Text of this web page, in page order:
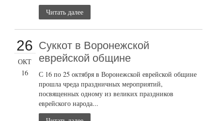
Читать далее
26
ОКТ
16
Суккот в Воронежской
еврейской общине
С 16 по 25 октября в Воронежской еврейской общине
прошла чреда праздничных мероприятий,
посвященных одному из великих праздников
еврейского народа...